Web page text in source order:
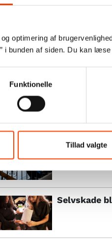
optimering af
i bunden af siden. Du kan
Funktionelle
Tillad valgte
stress. Alle er enige om, at
af stress?
emner
Selvmord
Selvskade